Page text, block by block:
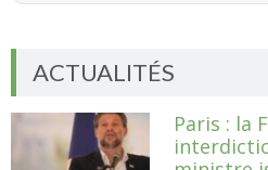
ACTUALITÉS
Paris : la